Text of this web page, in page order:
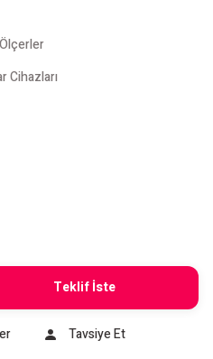
Cihazları
Teklif İste
Tavsiye Et